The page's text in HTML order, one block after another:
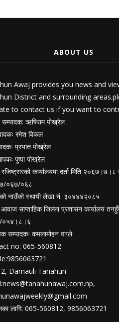
ABOUT US
Awaj provides you news and
District and surrounding
to contact us if you want to
सम्पादक: ऋषिराम पोख्रेल
रमेश विकल
प्रभात पोख्रेल
पुष्पा पोख्रेल
कार्यालयमा दर्ता मिति २०६७।७।८
०६७/०६८
नाउँको स्थायी लेखा नं. ३०४४४२०८५
साप्ताहिक जिल्ला प्रशासन कार्यालय
०५४।८।६
सम्पादकः कमलामोहन वाग्ले
no: 065-560812
Damauli Tanahun
news@tanahunawaj.com.np,
लागि: 065-560812, 9856063721